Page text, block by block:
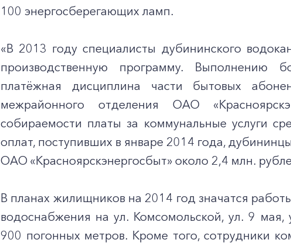
100 энергосберегающих ламп.
«В 2013 году специалисты дубининского
производственную программу. Выполнению
платёжная дисциплина части бытовых
межрайонного отделения ОАО
собираемости платы за коммунальные услуги
оплат, поступивших в январе 2014 года,
ОАО «Красноярскэнергосбыт» около 2,4 млн.
В планах жилищников на 2014 год значатся
водоснабжения на ул. Комсомольской, ул. 9
900 погонных метров. Кроме того, сотрудники